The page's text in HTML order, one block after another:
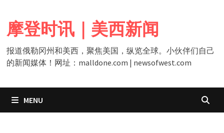
content
摩登时讯｜美西新闻
报道俄勒冈州和美西，聚焦美国，纵览全球。小伙伴们自己
的新闻媒体！网址：malldone.com | newsofwest.com
MENU